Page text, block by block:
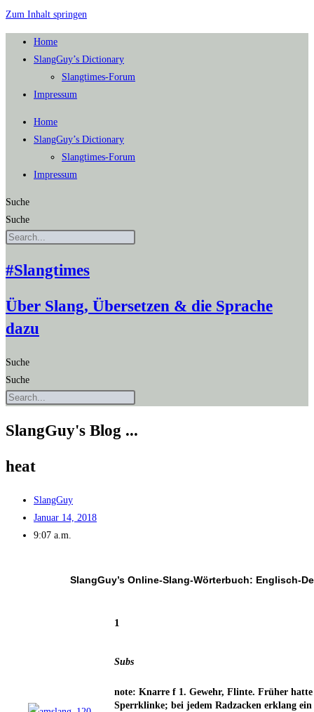
Zum Inhalt springen
Home
SlangGuy’s Dic­tion­a­ry
Slang­times-Forum
Impres­sum
Home
SlangGuy’s Dic­tion­a­ry
Slang­times-Forum
Impres­sum
Suche
Suche
#Slangtimes
Über Slang, Übersetzen & die Sprache
dazu
Suche
Suche
SlangGuy's Blog ...
heat
SlangGuy
Januar 14, 2018
9:07 a.m.
SlangGuy’s Online-Slang-Wör­ter­buch: Englisch-
1
Subs
note: Knar­re f 1. Gewehr, Flin­te. Frü­her hat­te
Sperr­klin­ke; bei jedem Rad­za­cken erklang ein